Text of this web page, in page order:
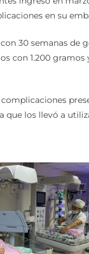
en su
30 semanas de
con 1.200
que los llevó a